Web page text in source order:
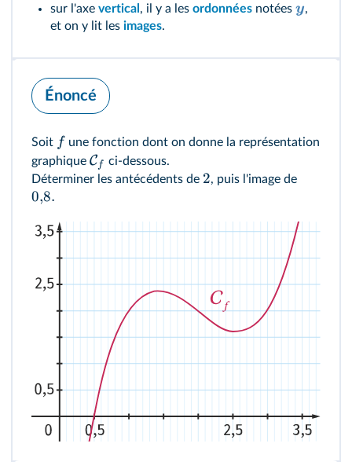
sur l'axe vertical , il y a les ordonnées notées y,
et on y lit les images.
Énoncé
Soit f une fonction dont on donne la représentation
graphique Cf ci-dessous.
Déterminer les antécédents de 2, puis l'image de
0,8.